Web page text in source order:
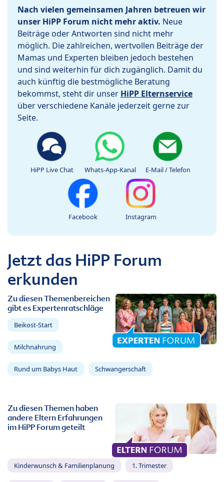
Nach vielen gemeinsamen Jahren betreuen wir
unser HiPP Forum nicht mehr aktiv. Neue
Beiträge oder Antworten sind nicht mehr
möglich. Die zahlreichen, wertvollen Beiträge der
Mamas und Experten bleiben jedoch bestehen
und sind weiterhin für dich zugänglich. Damit du
auch künftig die bestmögliche Beratung
bekommst, steht dir unser HiPP Elternservice
über verschiedene Kanäle jederzeit gerne zur
Seite.
HiPP Live Chat Whats-App-Kanal E-Mail / Telefon
Facebook Instagram
Jetzt das HiPP Forum
erkunden
Zu diesen Themenbereichen
gibt es Expertenratschläge
Beikost-Start
Milchnahrung
Rund um Babys Haut Schwangerschaft
Zu diesen Themen haben
andere Eltern Erfahrungen
im HiPP Forum geteilt
Kinderwunsch & Familienplanung 1. Trimester